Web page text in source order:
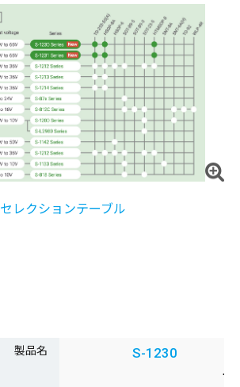
セレクションテーブル
製品名
S-1230
一